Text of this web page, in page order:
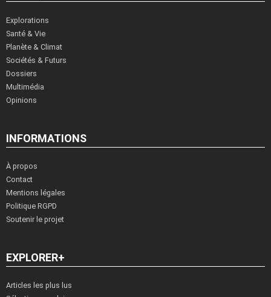
Explorations
Santé & Vie
Planète & Climat
Sociétés & Futurs
Dossiers
Multimédia
Opinions
INFORMATIONS
À propos
Contact
Mentions légales
Politique RGPD
Soutenir le projet
EXPLORER+
Articles les plus lus